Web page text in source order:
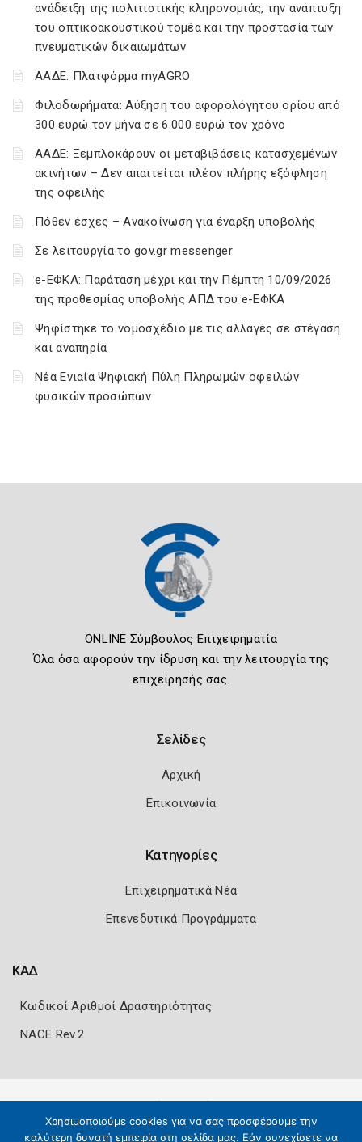
ανάδειξη της πολιτιστικής κληρονομιάς, την ανάπτυξη
του οπτικοακουστικού τομέα και την προστασία των
πνευματικών δικαιωμάτων
ΑΑΔΕ: Πλατφόρμα myAGRO
Φιλοδωρήματα: Αύξηση του αφορολόγητου ορίου από
300 ευρώ τον μήνα σε 6.000 ευρώ τον χρόνο
ΑΑΔΕ: Ξεμπλοκάρουν οι μεταβιβάσεις κατασχεμένων
ακινήτων – Δεν απαιτείται πλέον πλήρης εξόφληση
της οφειλής
Πόθεν έσχες – Ανακοίνωση για έναρξη υποβολής
Σε λειτουργία το gov.gr messenger
e-ΕΦΚΑ: Παράταση μέχρι και την Πέμπτη 10/09/2026
της προθεσμίας υποβολής ΑΠΔ του e-ΕΦΚΑ
Ψηφίστηκε το νομοσχέδιο με τις αλλαγές σε στέγαση
και αναπηρία
Νέα Ενιαία Ψηφιακή Πύλη Πληρωμών οφειλών
φυσικών προσώπων
ONLINE Σύμβουλος Επιχειρηματία
Όλα όσα αφορούν την ίδρυση και την λειτουργία της
επιχείρησής σας.
Σελίδες
Αρχική
Επικοινωνία
Κατηγορίες
Επιχειρηματικά Νέα
Επενεδυτικά Προγράμματα
ΚΑΔ
Κωδικοί Αριθμοί Δραστηριότητας
NACE Rev.2
Χρησιμοποιούμε cookies για να σας προσφέρουμε την
καλύτερη δυνατή εμπειρία στη σελίδα μας. Εάν συνεχίσετε να
Copyright 2026 Knowledge A.E.